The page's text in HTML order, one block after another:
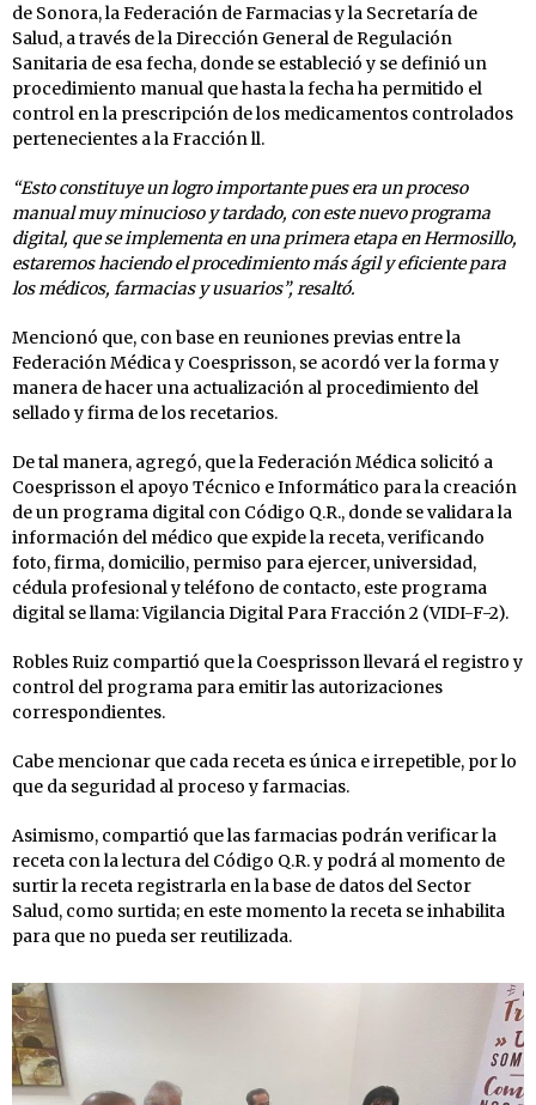
de Sonora, la Federación de Farmacias y la Secretaría de
Salud, a través de la Dirección General de Regulación
Sanitaria de esa fecha, donde se estableció y se definió un
procedimiento manual que hasta la fecha ha permitido el
control en la prescripción de los medicamentos controlados
pertenecientes a la Fracción ll.
“Esto constituye un logro importante pues era un proceso
manual muy minucioso y tardado, con este nuevo programa
digital, que se implementa en una primera etapa en Hermosillo,
estaremos haciendo el procedimiento más ágil y eficiente para
los médicos, farmacias y usuarios”, resaltó.
Mencionó que, con base en reuniones previas entre la
Federación Médica y Coesprisson, se acordó ver la forma y
manera de hacer una actualización al procedimiento del
sellado y firma de los recetarios.
De tal manera, agregó, que la Federación Médica solicitó a
Coesprisson el apoyo Técnico e Informático para la creación
de un programa digital con Código Q.R., donde se validara la
información del médico que expide la receta, verificando
foto, firma, domicilio, permiso para ejercer, universidad,
cédula profesional y teléfono de contacto, este programa
digital se llama: Vigilancia Digital Para Fracción 2 (VIDI-F-2).
Robles Ruiz compartió que la Coesprisson llevará el registro y
control del programa para emitir las autorizaciones
correspondientes.
Cabe mencionar que cada receta es única e irrepetible, por lo
que da seguridad al proceso y farmacias.
Asimismo, compartió que las farmacias podrán verificar la
receta con la lectura del Código Q.R. y podrá al momento de
surtir la receta registrarla en la base de datos del Sector
Salud, como surtida; en este momento la receta se inhabilita
para que no pueda ser reutilizada.